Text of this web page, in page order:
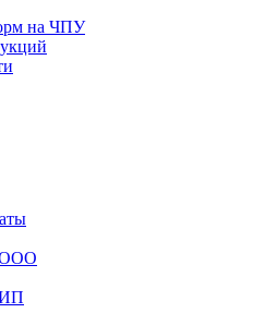
на ЧПУ
ООО
ИП